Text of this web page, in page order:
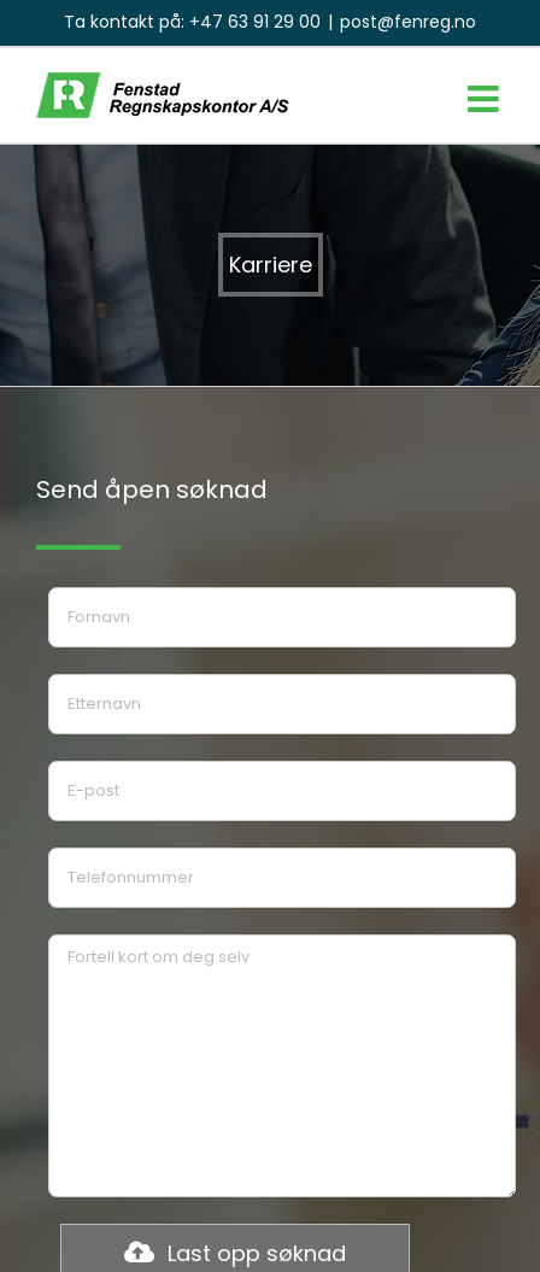
to
content
Ta kontakt på: +47 63 91 29 00 | post@fenreg.no
Karriere
Send åpen søknad
Last opp søknad